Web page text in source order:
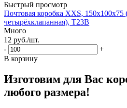
Быстрый просмотр
Почтовая коробка XXS, 150х100х75
четырёхклапанная), Т23В
Много
12 руб./шт.
-
+
В корзину
Изготовим для Вас
любого размера!